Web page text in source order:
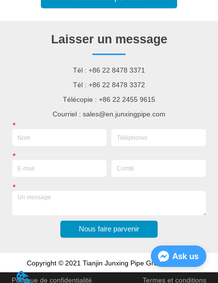
Laisser un message
Tél : +86 22 8478 3371
Tél : +86 22 8478 3372
Télécopie : +86 22 2455 9615
Courriel : sales@en.junxingpipe.com
*
*
*
Nous faire parvenir
Copyright © 2021 Tianjin Junxing Pipe Group Co., Ltd
Politique de confidentialité Termes et conditions
Ask us